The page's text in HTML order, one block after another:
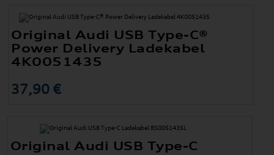
Original Audi USB Type-C®
Power Delivery Ladekabel
4K0051435
37,90 €
Original Audi USB Type-C